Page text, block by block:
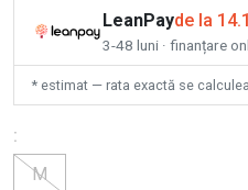
LeanPayde la
3-48 luni · finanțare
* estimat — rata exactă se
:
M